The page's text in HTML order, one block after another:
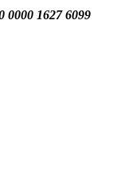
0000 1627 6099